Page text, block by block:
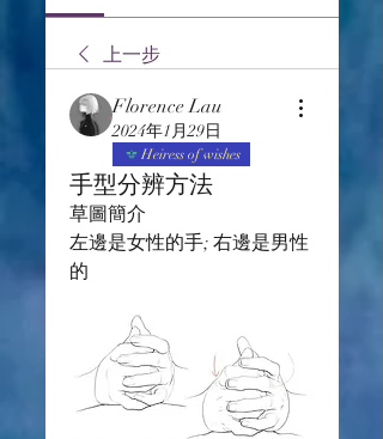
上一步
Florence Lau
2024年1月29日
Heiress of wishes
手型分辨方法
草圖簡介
左邊是女性的手; 右邊是男性
的